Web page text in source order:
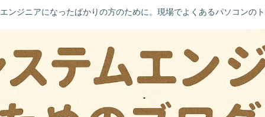
ンジニアになったばかりの方のために。現場でよくあるパソコンの